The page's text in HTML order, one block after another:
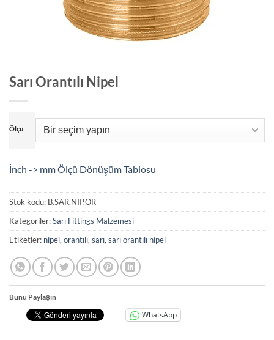
Sarı Orantılı Nipel
Ölçü
İnch -> mm Ölçü Dönüşüm Tablosu
Stok kodu: B.SAR.NIP.OR
Kategoriler:Sarı Fittings Malzemesi
Etiketler: nipel, orantılı, sarı, sarı orantılı nipel
Bunu Paylaşın
WhatsApp